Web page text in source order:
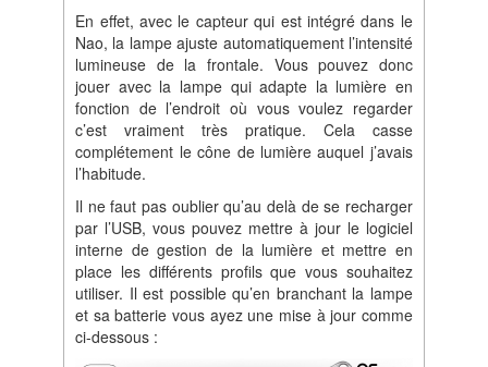
En effet, avec le capteur qui est intégré dans le
Nao, la lampe ajuste automatiquement l’intensité
lumineuse de la frontale. Vous pouvez donc
jouer avec la lampe qui adapte la lumière en
fonction de l’endroit où vous voulez regarder
c’est vraiment très pratique. Cela casse
complétement le cône de lumière auquel j’avais
l’habitude.
Il ne faut pas oublier qu’au delà de se recharger
par l’USB, vous pouvez mettre à jour le logiciel
interne de gestion de la lumière et mettre en
place les différents profils que vous souhaitez
utiliser. Il est possible qu’en branchant la lampe
et sa batterie vous ayez une mise à jour comme
ci-dessous :